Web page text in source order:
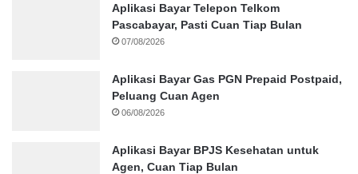
Aplikasi Bayar Telepon Telkom
Pascabayar, Pasti Cuan Tiap Bulan
07/08/2026
Aplikasi Bayar Gas PGN Prepaid Postpaid,
Peluang Cuan Agen
06/08/2026
Aplikasi Bayar BPJS Kesehatan untuk
Agen, Cuan Tiap Bulan